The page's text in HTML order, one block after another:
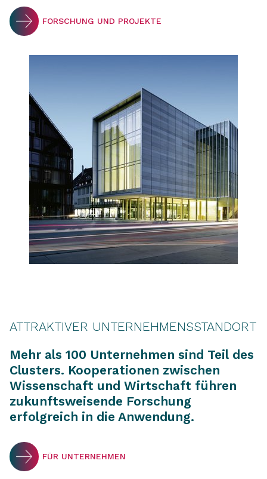
FORSCHUNG UND PROJEKTE
ATTRAKTIVER UNTERNEHMENSSTANDORT
Mehr als 100 Unternehmen sind Teil des
Clusters. Kooperationen zwischen
Wissenschaft und Wirtschaft führen
zukunftsweisende Forschung
erfolgreich in die Anwendung.
FÜR UNTERNEHMEN